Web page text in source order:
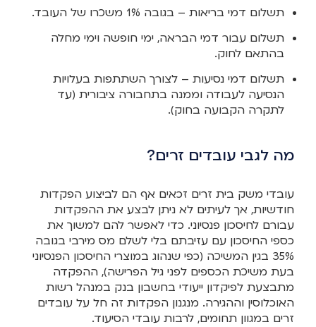
תשלום דמי בריאות – בגובה 1% משכרו של העובד.
תשלום עבור דמי הבראה, ימי חופשה וימי מחלה
בהתאם לחוק.
תשלום דמי נסיעות – לצורך השתתפות בעלויות
הנסיעה לעבודה וממנה בתחבורה ציבורית (עד
לתקרה הקבועה בחוק).
מה לגבי עובדים זרים?
עובדי משק בית זרים זכאים אף הם לביצוע הפקדות
חודשיות, אך לעיתים לא ניתן לבצע את ההפקדות
עבורם לחיסכון פנסיוני. כדי לאפשר להם למשוך את
כספי החיסכון עם עזיבתם בלי לשלם מס מירבי בגובה
35% בגין המשיכה (כפי שנהוג במוצרי החיסכון הפנסיוני
בעת משיכת הכספים לפני גיל הפרישה), ההפקדה
מתבצעת לפיקדון ייעודי בחשבון בנק במנהל רשות
האוכלוסין וההגירה. מנגנון הפקדות זה חל על עובדים
זרים במגוון תחומים, לרבות עובדי הסיעוד.